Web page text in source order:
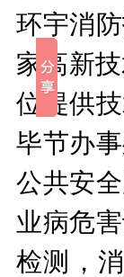
环宇消
家高新
位提供
毕节办
公共安
业病危
检测，